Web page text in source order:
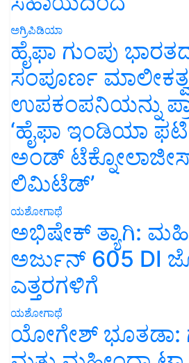
ಅಗ್ರಿಪಿಡಿಯಾ
ಹೈಫಾ ಗುಂಪು
ಸಂಪೂರ್ಣ
ಉಪಕಂಪನಿಯನ್ನು
‘ಹೈಫಾ ಇಂಡಿಯಾ
ಅಂಡ್ ಟೆಕ್ನೋಲಾಜೀಸ್
ಲಿಮಿಟೆಡ್’
ಯಶೋಗಾಥೆ
ಅಭಿಷೇಕ್ ತ್ಯಾಗಿ:
ಅರ್ಜುನ್ 605 DI
ಎತ್ತರಗಳಿಗೆ
ಯಶೋಗಾಥೆ
ಯೋಗೇಶ್ ಭೂತಡಾ:
ಮತ್ತು ಮಹೀಂದ್ರಾ